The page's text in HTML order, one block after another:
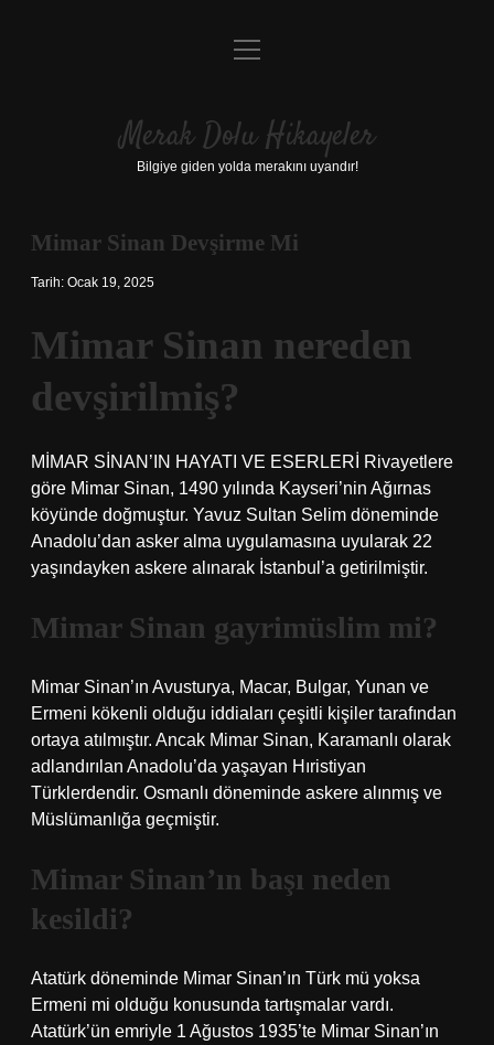
Anasayfa
Yasal Uyarı
menüyü
Merak Dolu Hikayeler
Bilgiye giden yolda merakını uyandır!
Mimar Sinan Devşirme Mi
Tarih: Ocak 19, 2025
Mimar Sinan nereden
devşirilmiş?
MİMAR SİNAN’IN HAYATI VE ESERLERİ Rivayetlere
göre Mimar Sinan, 1490 yılında Kayseri’nin Ağırnas
köyünde doğmuştur. Yavuz Sultan Selim döneminde
Anadolu’dan asker alma uygulamasına uyularak 22
yaşındayken askere alınarak İstanbul’a getirilmiştir.
Mimar Sinan gayrimüslim mi?
Mimar Sinan’ın Avusturya, Macar, Bulgar, Yunan ve
Ermeni kökenli olduğu iddiaları çeşitli kişiler tarafından
ortaya atılmıştır. Ancak Mimar Sinan, Karamanlı olarak
adlandırılan Anadolu’da yaşayan Hıristiyan
Türklerdendir. Osmanlı döneminde askere alınmış ve
Müslümanlığa geçmiştir.
Mimar Sinan’ın başı neden
kesildi?
Atatürk döneminde Mimar Sinan’ın Türk mü yoksa
Ermeni mi olduğu konusunda tartışmalar vardı.
Atatürk’ün emriyle 1 Ağustos 1935’te Mimar Sinan’ın